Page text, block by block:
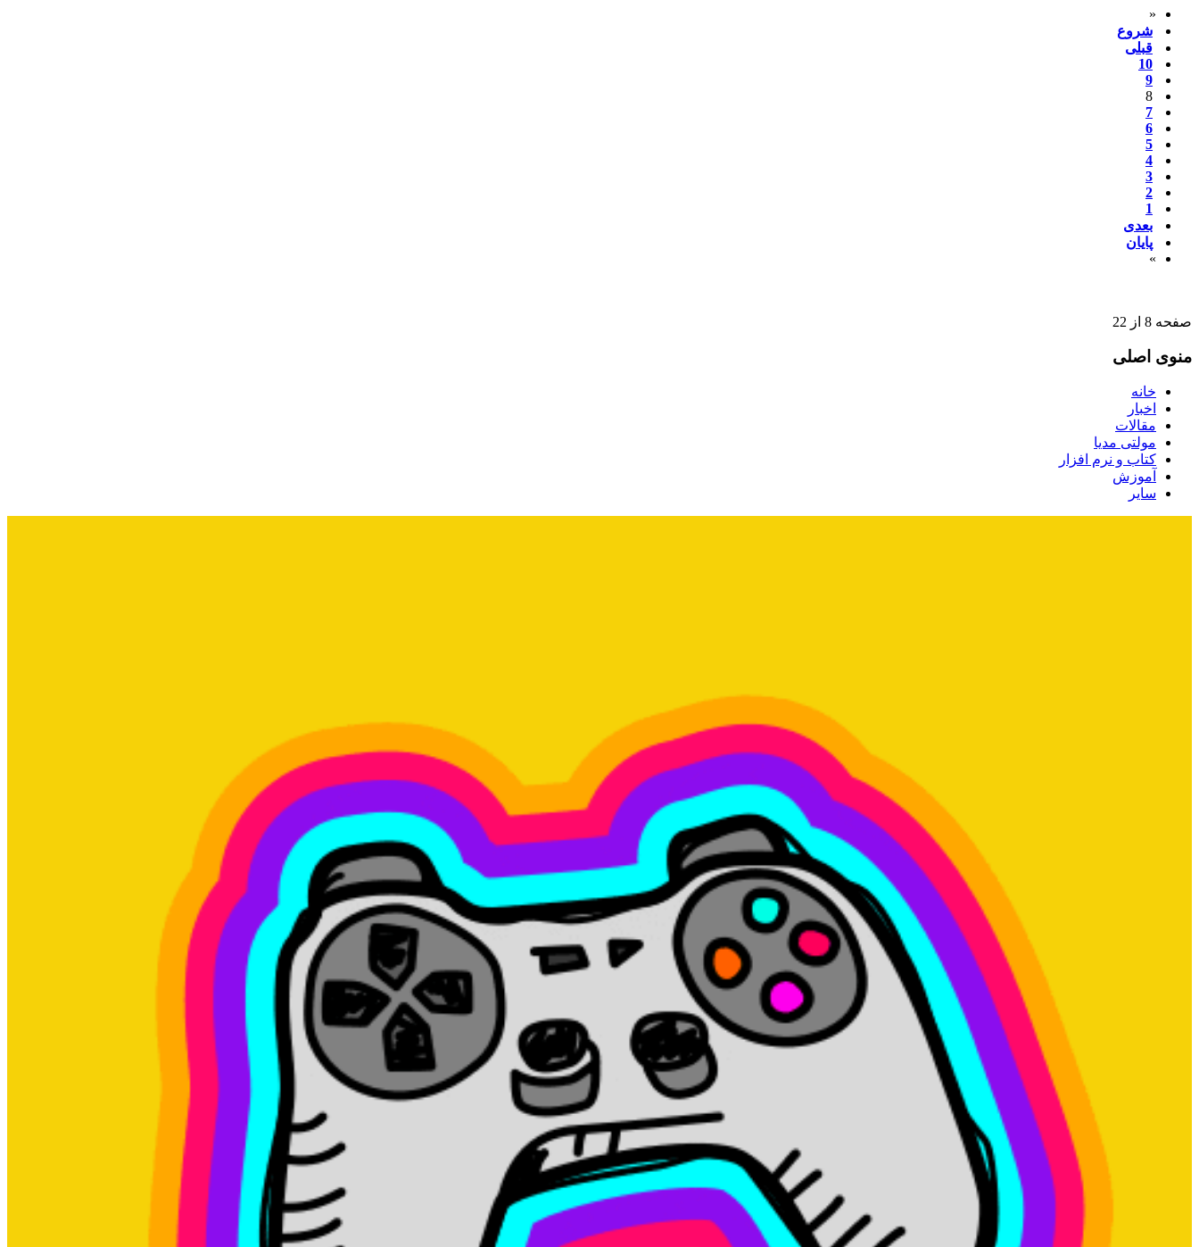
«
شروع
قبلی
10
9
8
7
6
5
4
3
2
1
بعدی
پایان
»
صفحه 8 از 22
منوی اصلی
خانه
اخبار
مقالات
مولتی مدیا
کتاب و نرم افزار
آموزش
سایر